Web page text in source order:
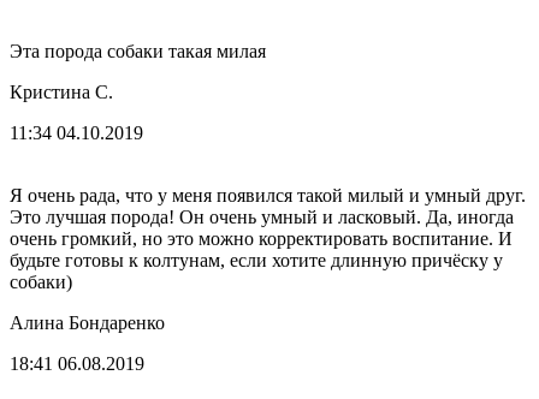
Эта порода собаки такая милая
Кристина С.
11:34 04.10.2019
Я очень рада, что у меня появился такой милый и умный друг.
Это лучшая порода! Он очень умный и ласковый. Да, иногда
очень громкий, но это можно корректировать воспитание. И
будьте готовы к колтунам, если хотите длинную причёску у
собаки)
Алина Бондаренко
18:41 06.08.2019